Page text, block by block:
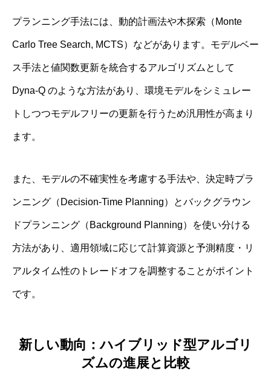
プランニング手法には、動的計画法や木探索（Monte
Carlo Tree Search, MCTS）などがあります。モデルベー
ス手法と値関数更新を統合するアルゴリズムとして
Dyna‐Q のような方法があり、環境モデルをシミュレー
トしつつモデルフリーの更新を行うため汎用性が高まり
ます。
また、モデルの不確実性を考慮する手法や、決定時プラ
ンニング（Decision‐Time Planning）とバックグラウン
ドプランニング（Background Planning）を使い分ける
方法があり、適用領域に応じて計算資源と予測精度・リ
アルタイム性のトレードオフを調整することがポイント
です。
新しい動向：ハイブリッド型アルゴリ
ズムの進展と比較